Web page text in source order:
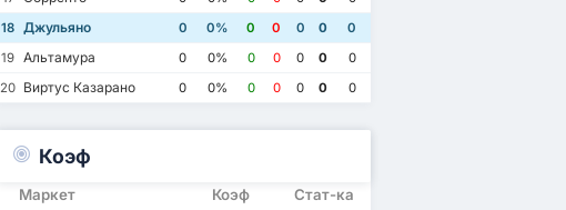
Фоджа
Джульяно
Фоджа
Джульяно
Джульяно
Фоджа
18 Джульяно 0 0% 0 0 0 0
0
19 Альтамура 0 0% 0 0 0 0
0
20 Виртус Казарано 0 0% 0 0 0 0 0
Коэф
Маркет Коэф Стат-ка